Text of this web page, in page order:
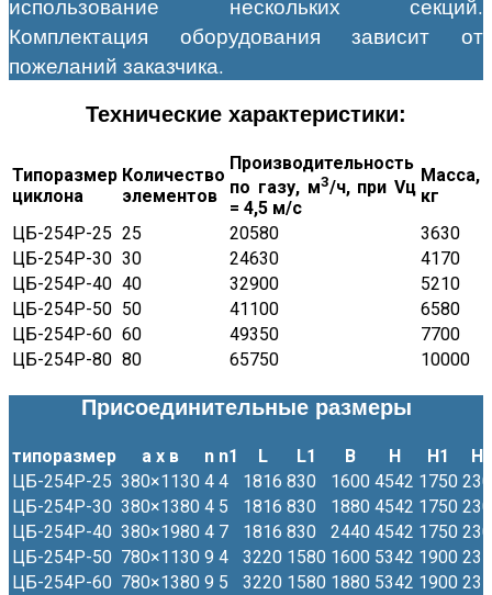
использование нескольких секций.
Комплектация оборудования зависит от
пожеланий заказчика.
Технические характеристики:
Типоразмер
циклона
Количество
элементов
Производительность
по газу, м3/ч, при Vц
= 4,5 м/с
Масса,
кг
ЦБ-254Р-25 25 20580
3630
ЦБ-254Р-30 30 24630
4170
ЦБ-254Р-40 40 32900
5210
ЦБ-254Р-50 50 41100
6580
ЦБ-254Р-60 60 49350
7700
ЦБ-254Р-80 80 65750 10000
Присоединительные размеры
типоразмер а х в n n1 L L1 B H H1
H2
ЦБ-254Р-25 380×1130 4 4 1816 830 1600 4542 1750
ЦБ-254Р-30 380×1380 4 5 1816 830 1880 4542 1750
ЦБ-254Р-40 380×1980 4 7 1816 830 2440 4542 1750
ЦБ-254Р-50 780×1130 9 4 3220 1580 1600 5342 1900
ЦБ-254Р-60 780×1380 9 5 3220 1580 1880 5342 1900